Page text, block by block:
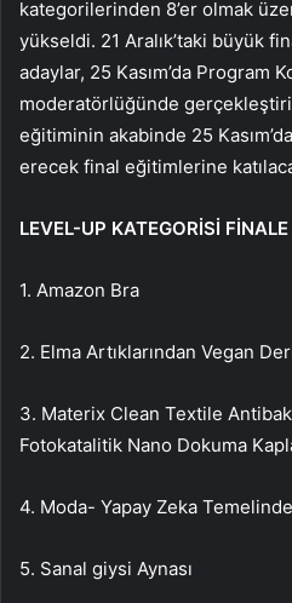
kategorilerinden 8’er olmak
yükseldi. 21 Aralık’taki büyük
adaylar, 25 Kasım’da Program
moderatörlüğünde
eğitiminin akabinde 25
erecek final eğitimlerine
LEVEL-UP KATEGORİSİ
1. Amazon Bra
2. Elma Artıklarından Vegan
3. Materix Clean Textile
Fotokatalitik Nano Dokuma
4. Moda- Yapay Zeka
5. Sanal giysi Aynası